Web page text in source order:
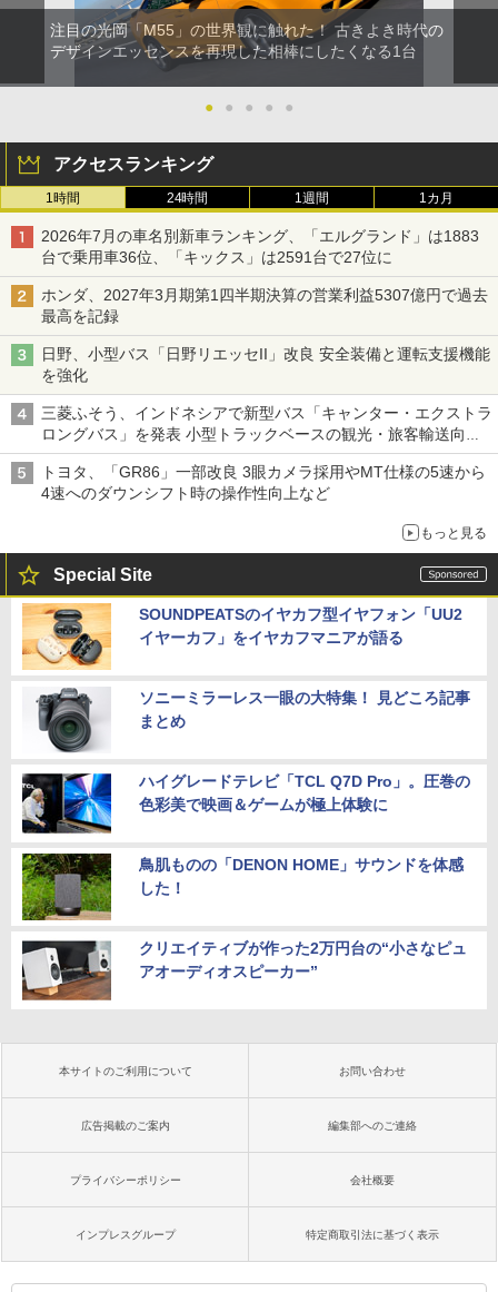
注目の光岡「M55」の世界観に触れた！ 古きよき時代の
デザインエッセンスを再現した相棒にしたくなる1台
● ● ● ● ●
アクセスランキング
1時間 24時間 1週間 1カ月
2026年7月の車名別新車ランキング、「エルグランド」は1883
台で乗用車36位、「キックス」は2591台で27位に
ホンダ、2027年3月期第1四半期決算の営業利益5307億円で過去
最高を記録
日野、小型バス「日野リエッセII」改良 安全装備と運転支援機能
を強化
三菱ふそう、インドネシアで新型バス「キャンター・エクストラ
ロングバス」を発表 小型トラックベースの観光・旅客輸送向け
バス
トヨタ、「GR86」一部改良 3眼カメラ採用やMT仕様の5速から
4速へのダウンシフト時の操作性向上など
もっと見る
Special Site
SOUNDPEATSのイヤカフ型イヤフォン「UU2
イヤーカフ」をイヤカフマニアが語る
ソニーミラーレス一眼の大特集！ 見どころ記事
まとめ
ハイグレードテレビ「TCL Q7D Pro」。圧巻の
色彩美で映画＆ゲームが極上体験に
鳥肌ものの「DENON HOME」サウンドを体感
した！
クリエイティブが作った2万円台の“小さなピュ
アオーディオスピーカー”
本サイトのご利用について お問い合わせ
広告掲載のご案内 編集部へのご連絡
プライバシーポリシー 会社概要
インプレスグループ 特定商取引法に基づく表示